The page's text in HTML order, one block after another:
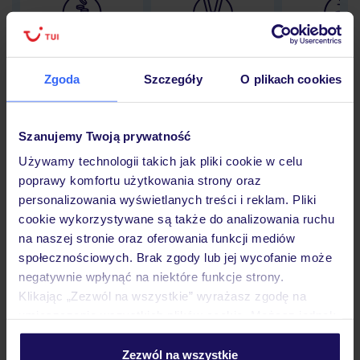
Zgoda Szczegóły O plikach cookies
Szanujemy Twoją prywatność
Używamy technologii takich jak pliki cookie w celu
poprawy komfortu użytkowania strony oraz
personalizowania wyświetlanych treści i reklam. Pliki
cookie wykorzystywane są także do analizowania ruchu
na naszej stronie oraz oferowania funkcji mediów
społecznościowych. Brak zgody lub jej wycofanie może
negatywnie wpłynąć na niektóre funkcje strony.
Klikając „Zezwól na wszystkie” wyrażasz zgodę na
personalizować swój wybór wchodząc w zakładkę
Zezwól na wszystkie
Lider niskich cen 30 lat w
Hotel
Pokoje
Wyżywienie
Atrakcje